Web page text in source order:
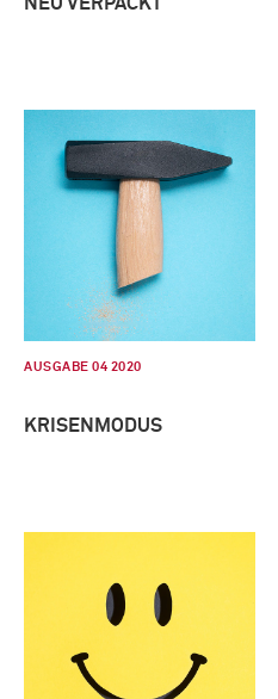
AUSGABE 04 2020
KRISENMODUS